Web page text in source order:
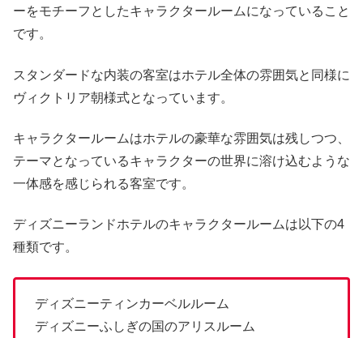
ーをモチーフとしたキャラクタールームになっていること
です。
スタンダードな内装の客室はホテル全体の雰囲気と同様に
ヴィクトリア朝様式となっています。
キャラクタールームはホテルの豪華な雰囲気は残しつつ、
テーマとなっているキャラクターの世界に溶け込むような
一体感を感じられる客室です。
ディズニーランドホテルのキャラクタールームは以下の4
種類です。
ディズニーティンカーベルルーム
ディズニーふしぎの国のアリスルーム